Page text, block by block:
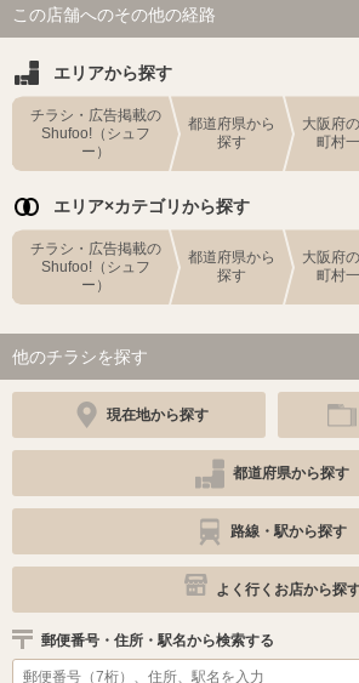
この店舗へのその他の経路
エリアから探す
チラシ・広告掲載の
Shufoo!（シュフ
ー）
都道府県から
探す
大阪府
町村
エリア×カテゴリから探す
チラシ・広告掲載の
Shufoo!（シュフ
ー）
都道府県から
探す
大阪府
町村
他のチラシを探す
現在地から探す
都道府県から探す
路線・駅から探す
よく行くお店から探
郵便番号・住所・駅名から検索する